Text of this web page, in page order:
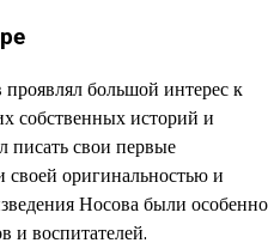
большой интерес к
собственных историй и
писать свои первые
своей оригинальностью и
Носова были особенно
и воспитателей.